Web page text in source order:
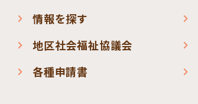
情報を探す
地区社会福祉協議会
各種申請書